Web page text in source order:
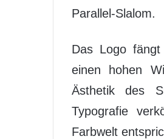
Parallel-Slalom.
Das Logo
einen hohen
Ästhetik des
Typografie
Farbwelt